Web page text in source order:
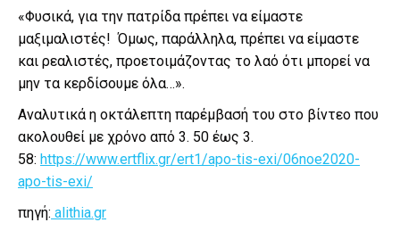
«Φυσικά, για την πατρίδα πρέπει να είμαστε
μαξιμαλιστές! Όμως, παράλληλα, πρέπει να είμαστε
και ρεαλιστές, προετοιμάζοντας το λαό ότι μπορεί να
μην τα κερδίσουμε όλα…».
Αναλυτικά η οκτάλεπτη παρέμβασή του στο βίντεο που
ακολουθεί με χρόνο από 3. 50 έως 3.
58: https://www.ertflix.gr/ert1/apo-tis-exi/06noe2020-
apo-tis-exi/
πηγή: alithia.gr